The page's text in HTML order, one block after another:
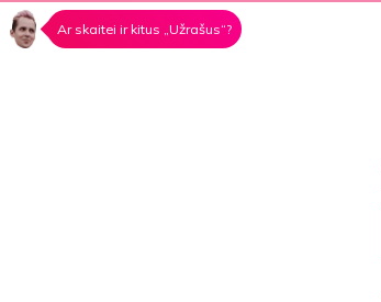
Ar skaitei ir kitus „Užrašus“?